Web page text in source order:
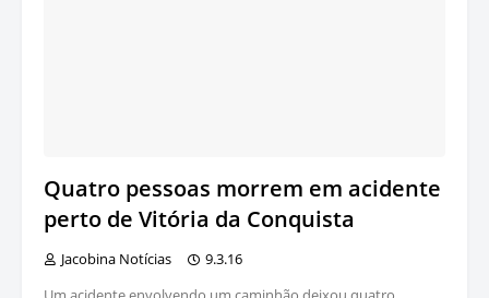
Quatro pessoas morrem em acidente
perto de Vitória da Conquista
Jacobina Notícias
9.3.16